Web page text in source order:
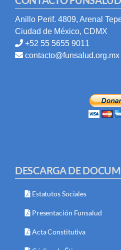
Anillo Perif. 4809, Arenal
Ciudad de México, CDMX
+52 55 5655 9011
contacto@funsalud.org.mx
DESCARGA DE
Estatutos Sociales
Presentación Funsalud
Acta Constitutiva